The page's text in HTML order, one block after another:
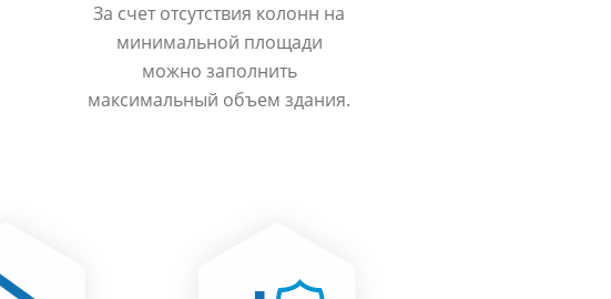
За счет отсутствия колонн на
минимальной площади
можно заполнить
максимальный объем здания.